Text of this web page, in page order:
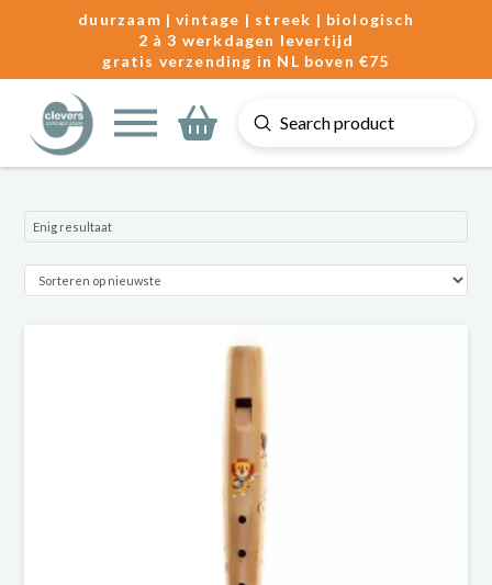
duurzaam | vintage | streek | biologisch
2 à 3 werkdagen levertijd
gratis verzending in NL boven €75
Search
Submit
Enig resultaat